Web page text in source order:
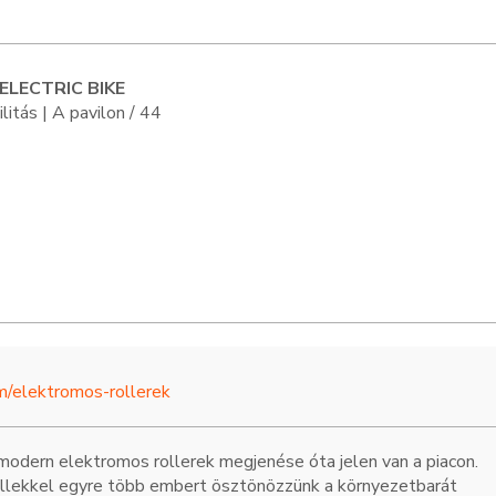
BIKE
| A pavilon / 44
elektromos-rollerek
elektromos rollerek megjenése óta jelen van a piacon.
egyre több embert ösztönözzünk a környezetbarát